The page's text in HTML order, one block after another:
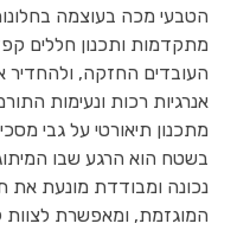
הטבעי מכה בעוצמה
מתקדמות ותכנון חללים
העובדים החזקה,
אנרגיות רכות ונעימות
מתכנון תיאורטי על גבי
בשטח הוא הרגע שבו המיתוג
נכונה ומבודדת מונעת
המוגזמת, ומאפשרת לצוות